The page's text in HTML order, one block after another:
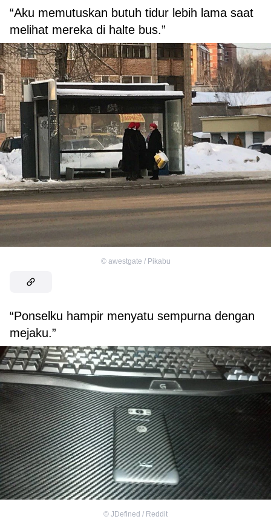
“Aku memutuskan butuh tidur lebih lama saat
melihat mereka di halte bus.”
© awestgate / Pikabu
“Ponselku hampir menyatu sempurna dengan
mejaku.”
© JDefined / Reddit